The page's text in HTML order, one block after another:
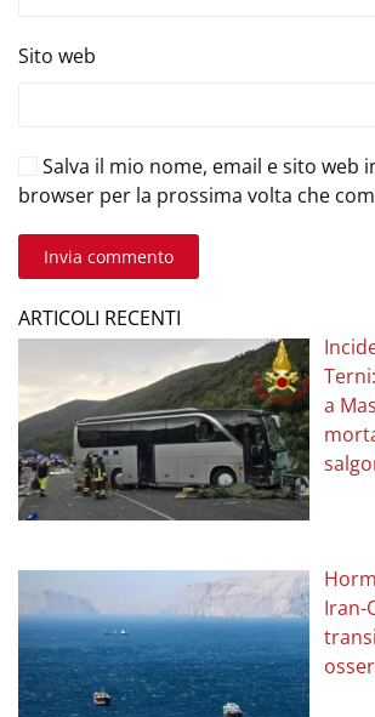
Sito web
Salva il mio nome, email e sito web
browser per la prossima volta che
Invia commento
ARTICOLI RECENTI
a
Iran-